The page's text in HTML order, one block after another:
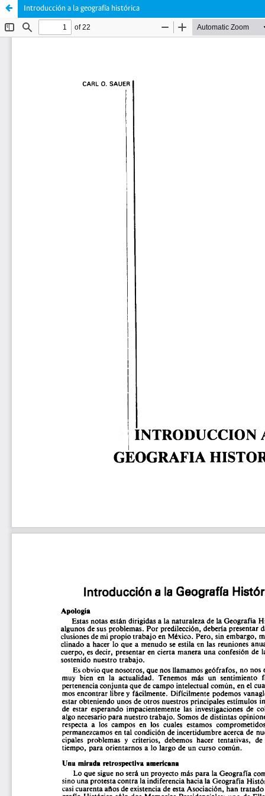
Introducción a la geografía histórica